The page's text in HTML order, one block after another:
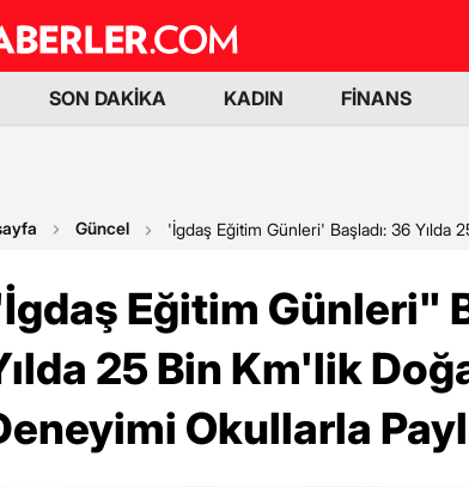
SON DAKİKA KADIN FİNANS
Güncel 'İgdaş Eğitim Günleri' Başladı: 36 Yılda
Eğitim Günleri"
25 Bin Km'lik
Okullarla